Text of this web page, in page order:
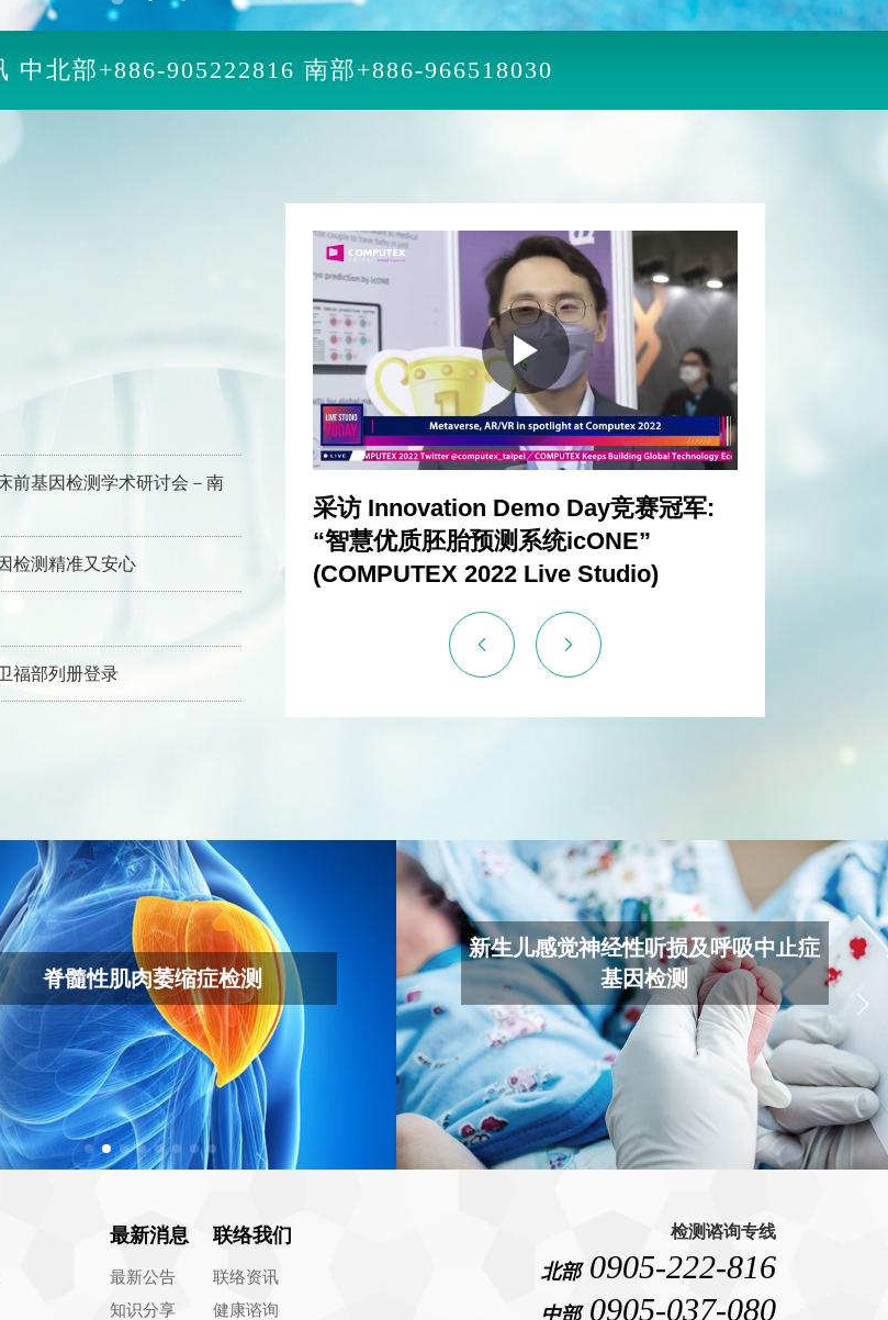
中北部+886-905222816 南部+886-966518030
前基因检测学术研讨会－南
检测精准又安心
福部列册登录
采访 Innovation Demo Day竞赛冠军:
“智慧优质胚胎预测系统icONE”
(COMPUTEX 2022 Live Studio)
儿感觉神经性听损及呼吸中止症
基因检测
VIEW MORE
胚胎着床前染色体筛检(PGT-A) &非
侵入性胚胎着床前染色体筛(NIPGT-
A)
VIEW MORE
最新消息
最新公告
知识分享
联络我们
联络资讯
健康谘询
检测谘询专线
北部 0905-222-816
中部 0905-037-080